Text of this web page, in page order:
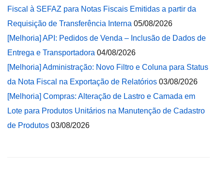
Fiscal à SEFAZ para Notas Fiscais Emitidas a partir da
Requisição de Transferência Interna 05/08/2026
[Melhoria] API: Pedidos de Venda – Inclusão de Dados de
Entrega e Transportadora 04/08/2026
[Melhoria] Administração: Novo Filtro e Coluna para Status
da Nota Fiscal na Exportação de Relatórios 03/08/2026
[Melhoria] Compras: Alteração de Lastro e Camada em
Lote para Produtos Unitários na Manutenção de Cadastro
de Produtos 03/08/2026